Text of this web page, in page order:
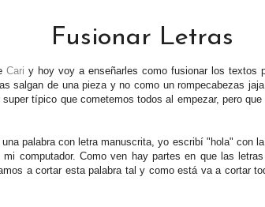
Fusionar Letras
Cari y hoy voy a enseñarles como fusionar los textos
salgan de una pieza y no como un rompecabezas
típico que cometemos todos al empezar, pero
palabra con letra manuscrita, yo escribí "hola" con
computador. Como ven hay partes en que las
a cortar esta palabra tal y como está va a cortar